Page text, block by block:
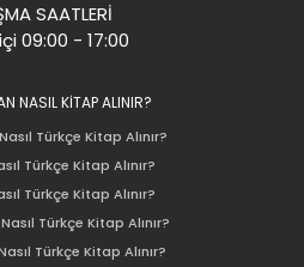
SAATLERİ
09:00 - 17:00
NASIL KİTAP ALINIR?
Türkçe Kitap Alınır?
Türkçe Kitap Alınır?
Türkçe Kitap Alınır?
Türkçe Kitap Alınır?
Türkçe Kitap Alınır?